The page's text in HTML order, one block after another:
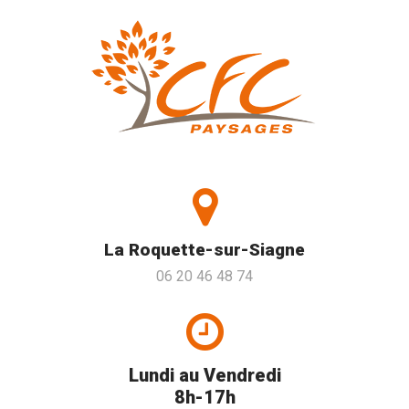
La Roquette-sur-Siagne
06 20 46 48 74
Lundi au Vendredi
8h-17h